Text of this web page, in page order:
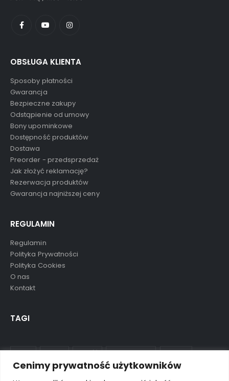
Cenimy prywatność użytkowników
OBSŁUGA KLIENTA
Sposoby płatności
Gwarancja
Bezpieczne zakupy
Odstąpienie od umowy
Bony upominkowe
Dostępność produktów
Dostawa
Preorder - przedsprzedaż
Jak złożyć reklamację?
Rezerwacja produktów
Gwarancja najniższej ceny
REGULAMIN
Regulamin
Polityka Prywatności
Polityka Cookies
O nas
Kontakt
TAGI
aluula mikolaj nowość ostatnie sztuki preorder
wkrótce wyprzedane wyprzedaż